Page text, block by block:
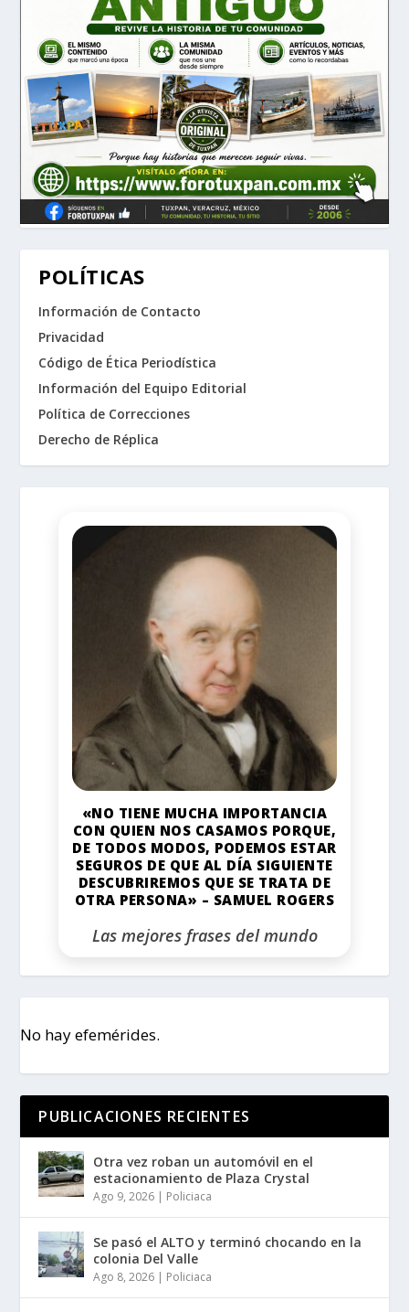
POLÍTICAS
Información de Contacto
Privacidad
Código de Ética Periodística
Información del Equipo Editorial
Política de Correcciones
Derecho de Réplica
«NO TIENE MUCHA IMPORTANCIA
CON QUIEN NOS CASAMOS PORQUE,
DE TODOS MODOS, PODEMOS ESTAR
SEGUROS DE QUE AL DÍA SIGUIENTE
DESCUBRIREMOS QUE SE TRATA DE
OTRA PERSONA» – SAMUEL ROGERS
Las mejores frases del mundo
No hay efemérides.
PUBLICACIONES RECIENTES
Otra vez roban un automóvil en el
estacionamiento de Plaza Crystal
Ago 9, 2026 | Policiaca
Se pasó el ALTO y terminó chocando en la
colonia Del Valle
Ago 8, 2026 | Policiaca